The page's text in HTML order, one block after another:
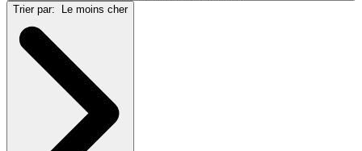
Trier par: Le moins cher